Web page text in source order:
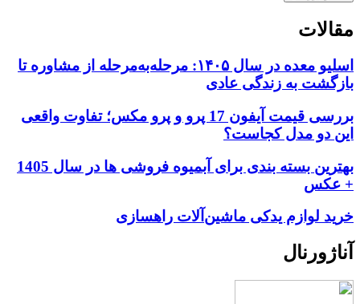
مقالات
اسلیو معده در سال ۱۴۰۵: مرحله‌به‌مرحله از مشاوره تا
بازگشت به زندگی عادی
بررسی قیمت آیفون 17 پرو و پرو مکس؛ تفاوت واقعی
این دو مدل کجاست؟
بهترین بسته بندی برای آبمیوه فروشی ها در سال 1405
+ عکس
خرید لوازم یدکی ماشین‌آلات راهسازی
آناژورنال